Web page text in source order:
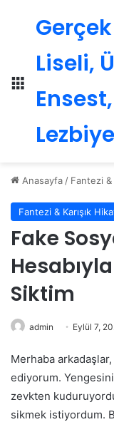
Liseli,
Anasayfa / Fantezi &
Fantezi & Karışık
Fake
Siktim
admin Eylül 7,
Merhaba
ediyorum.
zevkten
sikmek istiyordum.